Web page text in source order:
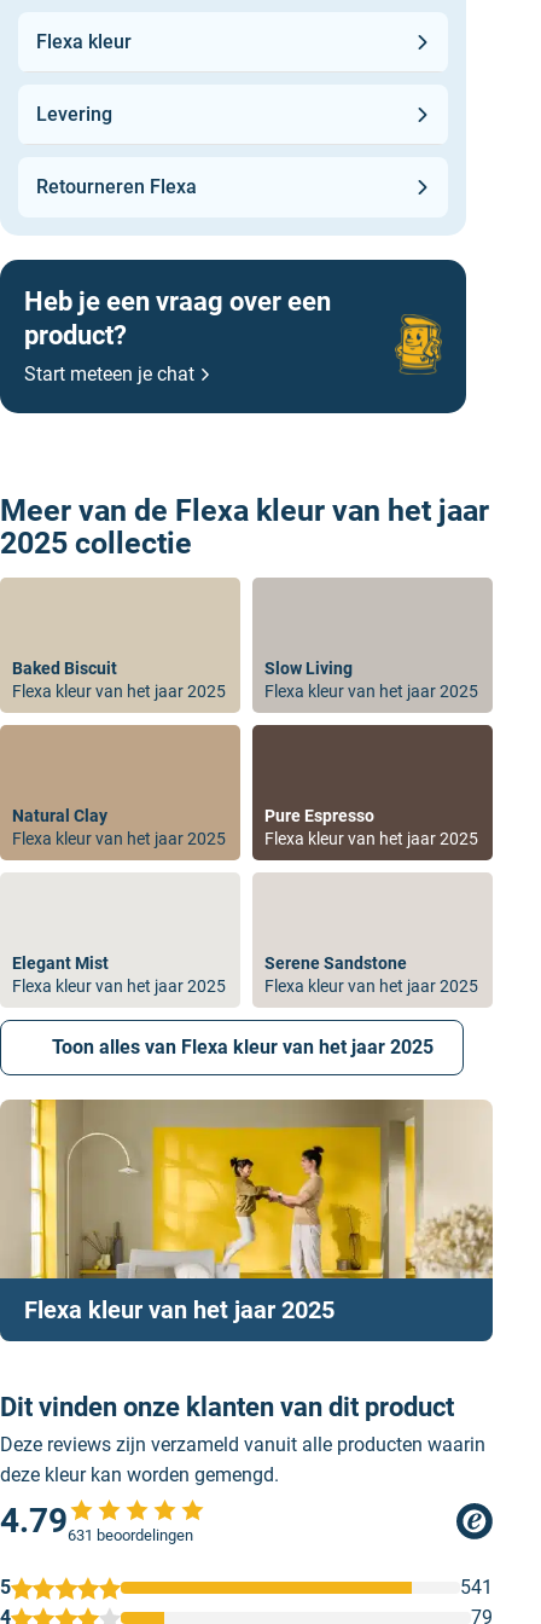
de kleuren goed op elkaar zijn afgestemd.
Online kan je bij ons alle Flexa kleuren van het jaar
2025 kopen. Wil je deze eerst in het echt bekijken, dan
kan je ervoor kiezen om eerst een kleurentester te
Je hebt de keuze uit muurverf, lak en grondverf.
Flexa kleur
Levering
Retourneren Flexa
Heb je een vraag over een
product?
Start meteen je chat
Meer van de Flexa kleur van het jaar
2025 collectie
Flexa kleur van het jaar 2025
Baked Biscuit
Flexa kleur van het jaar 2025
Slow Living
Flexa kleur van het jaar 2025
Natural Clay
Flexa kleur van het jaar 2025
Pure Espresso
Flexa kleur van het jaar 2025
Elegant Mist
Flexa kleur van het jaar 2025
Serene Sandstone
Flexa kleur van het jaar 2025
Toon alles van Flexa kleur van het jaar 2025
Dit vinden onze klanten van dit product
Deze reviews zijn verzameld vanuit alle producten waarin
deze kleur kan worden gemengd.
4.79631 beoordelingen
4 79
5 541